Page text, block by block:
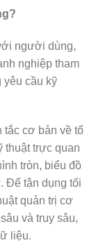
người dùng,
nghiệp tham
yêu cầu kỹ
tắc cơ bản về tổ
thuật trực quan
tròn, biểu đồ
Để tận dụng tối
quản trị cơ
và truy sâu,
liệu.